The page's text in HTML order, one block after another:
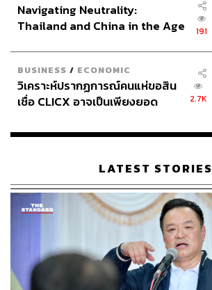
Navigating Neutrality:
Thailand and China in the Age
191
BUSINESS / ECONOMIC
วิเคราะห์ปรากฏการณ์คนแห่ขอสิน
เชื่อ CLICX อาจเป็นเพียงยอด
เรือนไทยที่ถูกซุกไว้
2.7K
LATEST STORIES